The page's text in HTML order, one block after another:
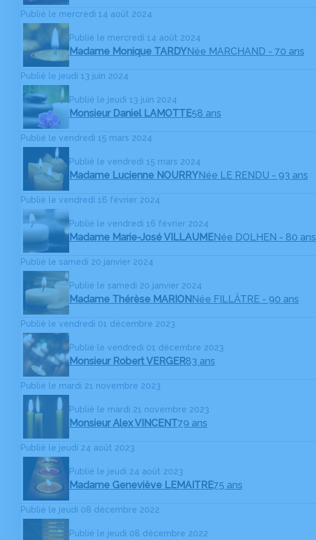
Publié le mercredi 14 août 2024
Publié le mercredi 14 août 2024
Madame Monique TARDYNée MARCHAND - 70 ans
Publié le jeudi 13 juin 2024
Publié le jeudi 13 juin 2024
Monsieur Daniel LAMOTTE58 ans
Publié le vendredi 15 mars 2024
Publié le vendredi 15 mars 2024
Madame Lucienne NOURRYNée LE RENDU - 93 ans
Publié le vendredi 16 février 2024
Publié le vendredi 16 février 2024
Madame Marie-José VILLAUMENée DOLHEN - 80 ans
Publié le samedi 20 janvier 2024
Publié le samedi 20 janvier 2024
Madame Thérèse MARION Née FILLÂTRE - 90 ans
Publié le vendredi 01 décembre 2023
Publié le vendredi 01 décembre 2023
Monsieur Robert VERGER83 ans
Publié le mardi 21 novembre 2023
Publié le mardi 21 novembre 2023
Monsieur Alex VINCENT79 ans
Publié le jeudi 24 août 2023
Publié le jeudi 24 août 2023
Madame Geneviève LEMAITRE75 ans
Publié le jeudi 08 décembre 2022
Publié le jeudi 08 décembre 2022